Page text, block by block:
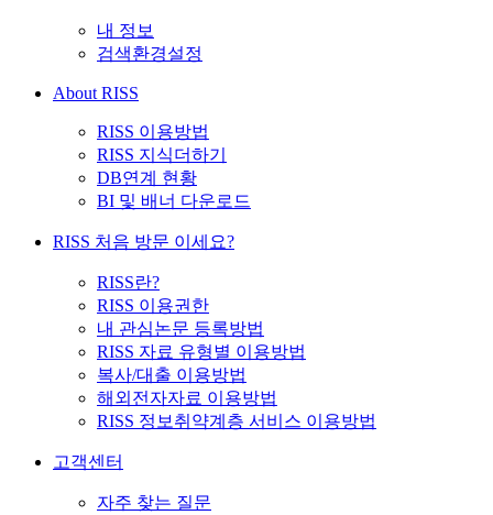
내 정보
검색환경설정
About RISS
RISS 이용방법
RISS 지식더하기
DB연계 현황
BI 및 배너 다운로드
RISS 처음 방문 이세요?
RISS란?
RISS 이용권한
내 관심논문 등록방법
RISS 자료 유형별 이용방법
복사/대출 이용방법
해외전자자료 이용방법
RISS 정보취약계층 서비스 이용방법
고객센터
자주 찾는 질문